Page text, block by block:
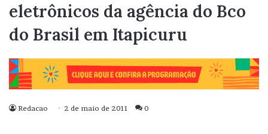
eletrônicos da agência do Bco
do Brasil em Itapicuru
Redacao 2 de maio de 2011 0